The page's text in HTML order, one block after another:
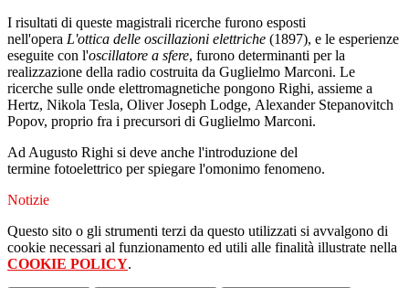
I risultati di queste magistrali ricerche furono esposti
nell'opera L'ottica delle oscillazioni elettriche (1897), e le esperienze
eseguite con l'oscillatore a sfere, furono determinanti per la
realizzazione della radio costruita da Guglielmo Marconi. Le
ricerche sulle onde elettromagnetiche pongono Righi, assieme a
Hertz, Nikola Tesla, Oliver Joseph Lodge, Alexander Stepanovitch
Popov, proprio fra i precursori di Guglielmo Marconi.
Ad Augusto Righi si deve anche l'introduzione del
termine fotoelettrico per spiegare l'omonimo fenomeno.
Notizie
Questo sito o gli strumenti terzi da questo utilizzati si avvalgono di
cookie necessari al funzionamento ed utili alle finalità illustrate nella
COOKIE POLICY.